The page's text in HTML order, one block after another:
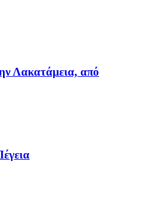
Λακατάμεια, από